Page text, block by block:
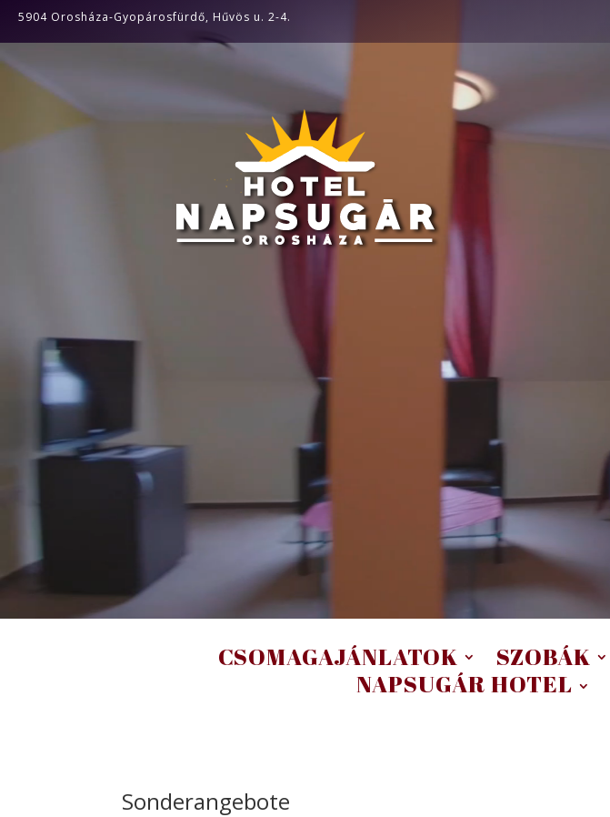
Videólejátszó
5904 Orosháza-Gyopárosfürdő, Hűvös u. 2-4.
CSOMAGAJÁNLATOK SZOBÁK
NAPSUGÁR HOTEL
Sonderangebote